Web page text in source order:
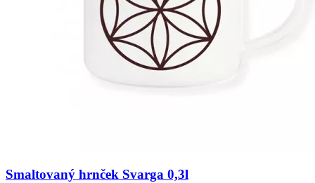
Smaltovaný hrnček Svarga 0,3l